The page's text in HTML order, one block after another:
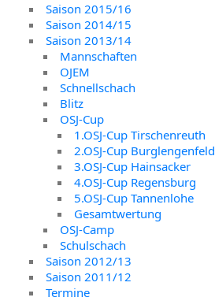
Saison 2015/16
Saison 2014/15
Saison 2013/14
Mannschaften
OJEM
Schnellschach
Blitz
OSJ-Cup
1.OSJ-Cup Tirschenreuth
2.OSJ-Cup Burglengenfeld
3.OSJ-Cup Hainsacker
4.OSJ-Cup Regensburg
5.OSJ-Cup Tannenlohe
Gesamtwertung
OSJ-Camp
Schulschach
Saison 2012/13
Saison 2011/12
Termine